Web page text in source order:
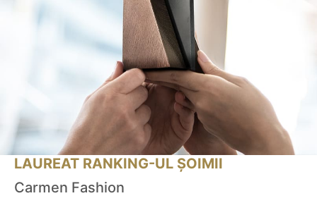
LAUREAT RANKING-UL ȘOIMII
Carmen Fashion